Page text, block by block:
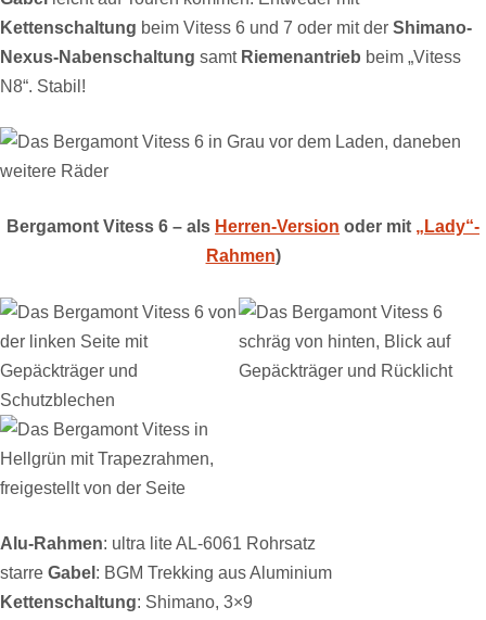
Kettenschaltung beim Vitess 6 und 7 oder mit der Shimano-
Nexus-Nabenschaltung samt Riemenantrieb beim „Vitess
N8“. Stabil!
Bergamont Vitess 6 – als Herren-Version oder mit „Lady“-
Rahmen)
Alu-Rahmen: ultra lite AL-6061 Rohrsatz
starre Gabel: BGM Trekking aus Aluminium
Kettenschaltung: Shimano, 3×9